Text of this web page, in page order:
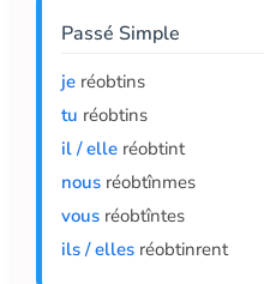
Passé Simple
je réobtins
tu réobtins
il / elle réobtint
nous réobtînmes
vous réobtîntes
ils / elles réobtinrent